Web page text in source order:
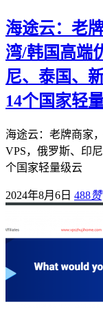
海途云：老
湾/韩国高端
尼、泰国、
14个国家轻
海途云：老牌商家
VPS，俄罗斯、印
个国家轻量级云
2024年8月6日 488赞